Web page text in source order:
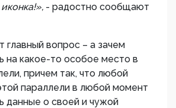
- радостно сообщают
главный вопрос – а зачем
на какое-то особое место в
причем так, что любой
параллели в любой момент
данные о своей и чужой